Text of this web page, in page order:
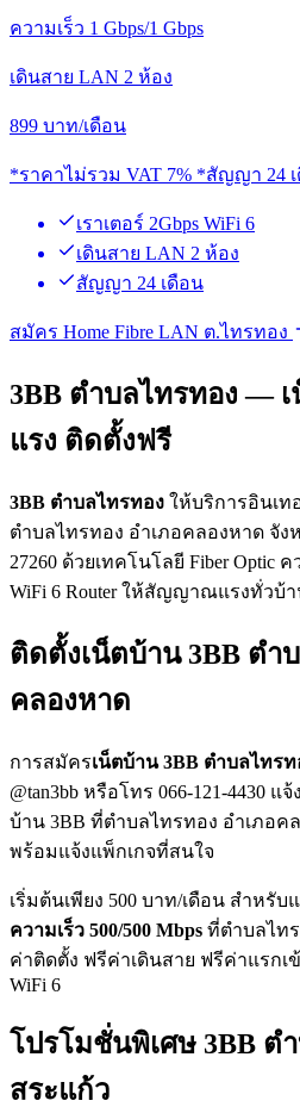
ความเร็ว 1 Gbps/1 Gbps
เดินสาย LAN 2 ห้อง
899 บาท/เดือน
*ราคาไม่รวม VAT 7% *สัญญา 24
เราเตอร์ 2Gbps WiFi 6
เดินสาย LAN 2 ห้อง
สัญญา 24 เดือน
สมัคร Home Fibre LAN ต.ไทรทอง
3BB ตำบลไทรทอง — เ
แรง ติดตั้งฟรี
3BB ตำบลไทรทอง ให้บริการอินเท
ตำบลไทรทอง อำเภอคลองหาด จั
27260 ด้วยเทคโนโลยี Fiber Optic
WiFi 6 Router ให้สัญญาณแรงทั่วบ้
ติดตั้งเน็ตบ้าน 3BB ตำ
คลองหาด
การสมัครเน็ตบ้าน 3BB ตำบลไทรท
@tan3bb หรือโทร 066-121-4430
บ้าน 3BB ที่ตำบลไทรทอง อำเภอค
พร้อมแจ้งแพ็กเกจที่สนใจ
เริ่มต้นเพียง 500 บาท/เดือน สำหรับ
ความเร็ว 500/500 Mbps ที่ตำบลไท
ค่าติดตั้ง ฟรีค่าเดินสาย ฟรีค่าแรกเ
WiFi 6
โปรโมชั่นพิเศษ 3BB ต
สระแก้ว